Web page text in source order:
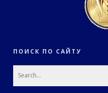
ПОИСК ПО САЙТУ